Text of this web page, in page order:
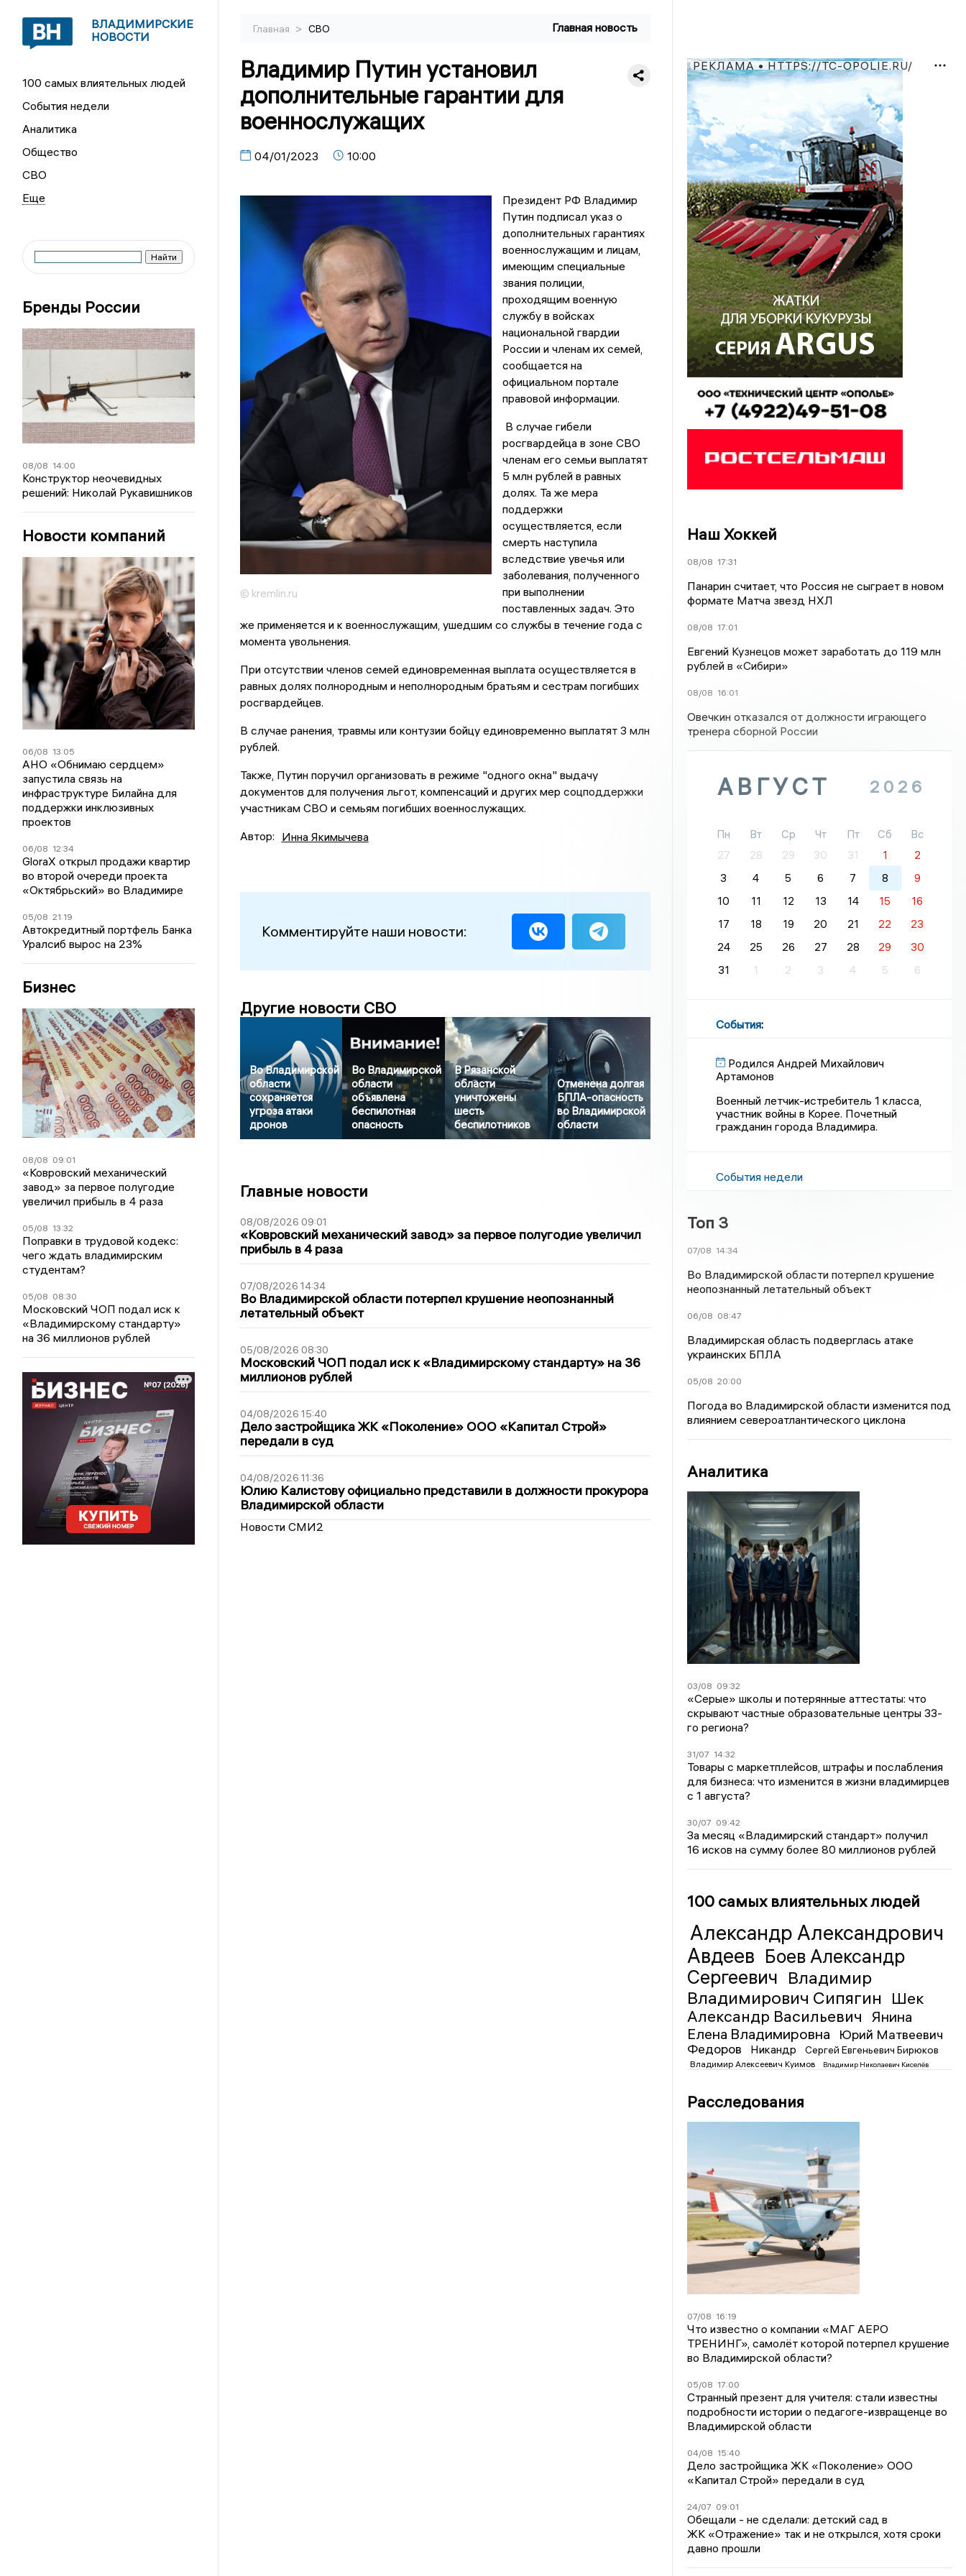
ВЛАДИМИРСКИЕ
НОВОСТИ
100 самых влиятельных людей
События недели
Аналитика
Общество
СВО
Бренды России
08/08 14:00
Конструктор неочевидных
решений: Николай Рукавишников
Новости компаний
06/08 13:05
АНО «Обнимаю сердцем»
запустила связь на
инфраструктуре Билайна для
поддержки инклюзивных
проектов
06/08 12:34
GloraX открыл продажи квартир
во второй очереди проекта
«Октябрьский» во Владимире
05/08 21:19
Автокредитный портфель Банка
Уралсиб вырос на 23%
Бизнес
08/08 09:01
«Ковровский механический
завод» за первое полугодие
увеличил прибыль в 4 раза
05/08 13:32
Поправки в трудовой кодекс:
чего ждать владимирским
студентам?
05/08 08:30
Московский ЧОП подал иск к
«Владимирскому стандарту»
на 36 миллионов рублей
Главная > СВО Главная новость
Владимир Путин установил
дополнительные гарантии для
военнослужащих
04/01/2023 10:00
© kremlin.ru
Президент РФ Владимир
Путин подписал указ о
дополнительных гарантиях
военнослужащим и лицам,
имеющим специальные
звания полиции,
проходящим военную
службу в войсках
национальной гвардии
России и членам их семей,
сообщается на
официальном портале
правовой информации.
В случае гибели
росгвардейца в зоне СВО
членам его семьи выплатят
5 млн рублей в равных
долях. Та же мера
поддержки
осуществляется, если
смерть наступила
вследствие увечья или
заболевания, полученного
при выполнении
поставленных задач. Это
же применяется и к военнослужащим, ушедшим со службы в течение года с
момента увольнения.
При отсутствии членов семей единовременная выплата осуществляется в
равных долях полнородным и неполнородным братьям и сестрам погибших
росгвардейцев.
В случае ранения, травмы или контузии бойцу единовременно выплатят 3 млн
рублей.
Также, Путин поручил организовать в режиме "одного окна" выдачу
документов для получения льгот, компенсаций и других мер соцподдержки
участникам СВО и семьям погибших военнослужащих.
Автор: Инна Якимычева
Комментируйте наши новости:
Другие новости СВО
Во Владимирской
области
сохраняется
угроза атаки
дронов
Во Владимирской
области
объявлена
беспилотная
опасность
В Рязанской
области
уничтожены
шесть
беспилотников
Отменена долгая
БПЛА-опасность
во Владимирской
области
Главные новости
08/08/2026 09:01
«Ковровский механический завод» за первое полугодие увеличил
прибыль в 4 раза
07/08/2026 14:34
Во Владимирской области потерпел крушение неопознанный
летательный объект
05/08/2026 08:30
Московский ЧОП подал иск к «Владимирскому стандарту» на 36
миллионов рублей
04/08/2026 15:40
Дело застройщика ЖК «Поколение» ООО «Капитал Строй»
передали в суд
04/08/2026 11:36
Юлию Калистову официально представили в должности прокурора
Владимирской области
Новости СМИ2
РЕКЛАМА • HTTPS://TC-OPOLIE.RU/
Наш Хоккей
08/08 17:31
Панарин считает, что Россия не сыграет в новом
формате Матча звезд НХЛ
08/08 17:01
Евгений Кузнецов может заработать до 119 млн
рублей в «Сибири»
08/08 16:01
Овечкин отказался от должности играющего
тренера сборной России
АВГУСТ 2026
Пн Вт Ср Чт Пт Сб
Вс
27
28 29 30 31 1
2
3
4 5 6 7 8
9
10
11 12 13 14 15
16
17
18 19 20 21 22
23
24
25 26 27 28 29
30
31
1 2 3 4 5 6
События:
Родился Андрей Михайлович
Артамонов
Военный летчик-истребитель 1 класса,
участник войны в Корее. Почетный
гражданин города Владимира.
События недели
Топ 3
07/08 14:34
Во Владимирской области потерпел крушение
неопознанный летательный объект
06/08 08:47
Владимирская область подверглась атаке
украинских БПЛА
05/08 20:00
Погода во Владимирской области изменится под
влиянием североатлантического циклона
Аналитика
03/08 09:32
«Серые» школы и потерянные аттестаты: что
скрывают частные образовательные центры 33-
го региона?
31/07 14:32
Товары с маркетплейсов, штрафы и послабления
для бизнеса: что изменится в жизни владимирцев
с 1 августа?
30/07 09:42
За месяц «Владимирский стандарт» получил
16 исков на сумму более 80 миллионов рублей
100 самых влиятельных людей
Александр Александрович
Авдеев Боев Александр
Сергеевич Владимир
Владимирович Сипягин Шек
Александр Васильевич
Янина
Елена Владимировна
Юрий Матвеевич
Федоров
Никандр Сергей Евгеньевич Бирюков
Владимир Алексеевич Куимов Владимир Николаевич Киселёв
Расследования
07/08 16:19
Что известно о компании «МАГ АЕРО
ТРЕНИНГ», самолёт которой потерпел крушение
во Владимирской области?
05/08 17:00
Странный презент для учителя: стали известны
подробности истории о педагоге-извращенце во
Владимирской области
04/08 15:40
Дело застройщика ЖК «Поколение» ООО
«Капитал Строй» передали в суд
24/07 09:01
Обещали - не сделали: детский сад в
ЖК «Отражение» так и не открылся, хотя сроки
давно прошли